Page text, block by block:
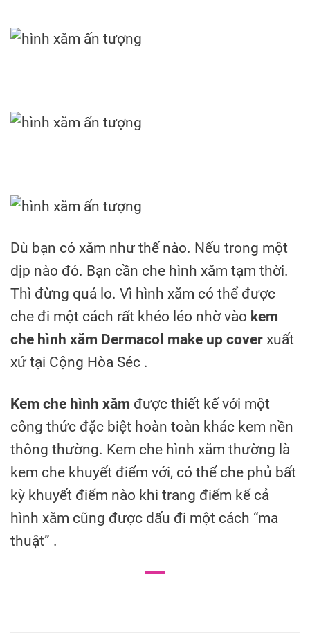
Dù bạn có xăm như thế nào. Nếu trong một
dịp nào đó. Bạn cần che hình xăm tạm thời.
Thì đừng quá lo. Vì hình xăm có thể được
che đi một cách rất khéo léo nhờ vào kem
che hình xăm Dermacol make up cover xuất
xứ tại Cộng Hòa Séc .
Kem che hình xăm được thiết kế với một
công thức đặc biệt hoàn toàn khác kem nền
thông thường. Kem che hình xăm thường là
kem che khuyết điểm với, có thể che phủ bất
kỳ khuyết điểm nào khi trang điểm kể cả
hình xăm cũng được dấu đi một cách “ma
thuật” .